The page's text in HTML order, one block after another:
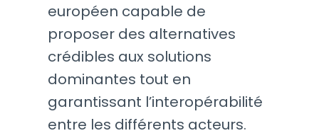
européen capable de
proposer des alternatives
crédibles aux solutions
dominantes tout en
garantissant l’interopérabilité
entre les différents acteurs.